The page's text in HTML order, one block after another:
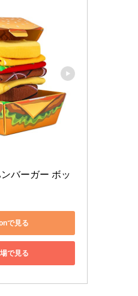
バーガー ボッ
で見る
で見る